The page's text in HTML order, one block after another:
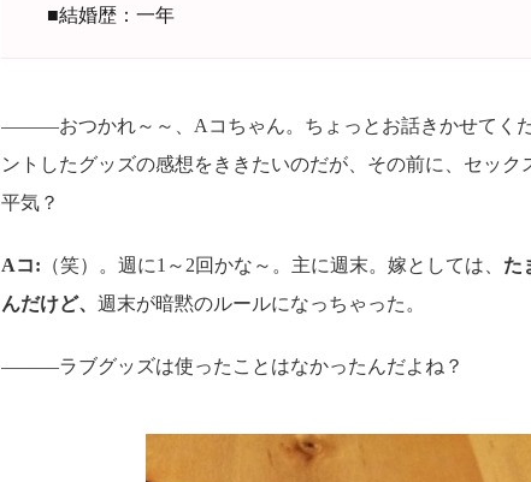
■結婚歴：一年
―――おつかれ～～、Aコちゃん。ちょっとお話きかせてく
ントしたグッズの感想をききたいのだが、その前に、セック
平気？
Aコ: （笑）。週に1～2回かな～。主に週末。嫁としては、 た
んだけど、 週末が暗黙のルールになっちゃった。
―――ラブグッズは使ったことはなかったんだよね？